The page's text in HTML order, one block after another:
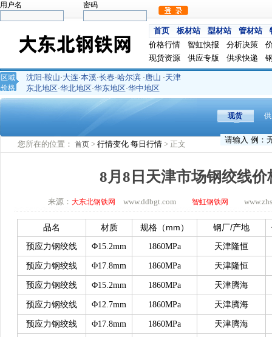
用户名 密码
首页 板材站 型材站 管材站
价格行情
智虹快报 分析决策
现货资源
供应专版 供求快递
区域
价格
沈阳 ·鞍山·大连·本溪·长春·哈尔滨 ·唐山 ·天津
东北地区·华北地区·华东地区·华中地区
现货
您所在的位置： 首页 > 行情变化 每日行情 > 正文
8月8日天津市场钢绞线价
来源： 大东北钢铁网 www.ddbgt.com 智虹钢铁网
品名 材质 规格（ mm ） 钢厂/产地
预应力钢绞线 Φ15.2mm 1860MPa 天津隆恒
预应力钢绞线 Φ17.8mm 1860MPa 天津隆恒
预应力钢绞线 Φ15.2mm 1860MPa 天津腾海
预应力钢绞线 Φ12.7mm 1860MPa 天津腾海
预应力钢绞线 Φ17.8mm 1860MPa 天津腾海